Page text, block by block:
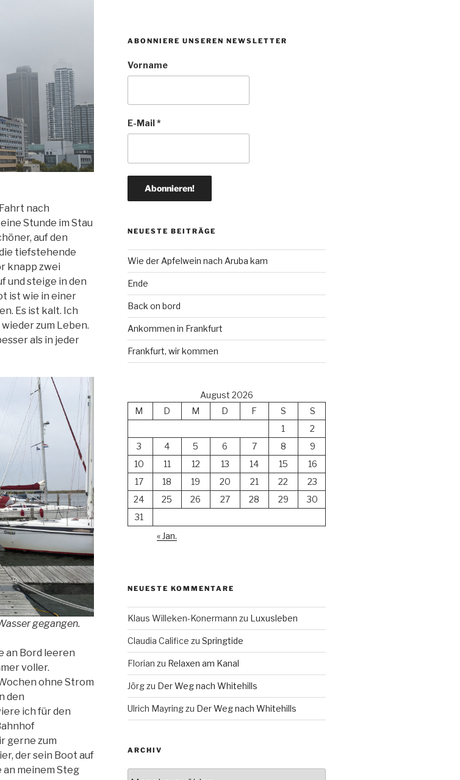
nach
Stunde im Stau
auf den
tiefstehende
knapp zwei
und steige in den
ist wie in einer
Es ist kalt. Ich
zum Leben.
als in jeder
gegangen.
an Bord leeren
voller.
ohne Strom
den
ich für den
gerne zum
der sein Boot auf
meinem Steg
ABONNIERE UNSEREN NEWSLETTER
Vorname
E-Mail*
NEUESTE BEITRÄGE
Wie der Apfelwein nach Aruba kam
Ende
Back on bord
Ankommen in Frankfurt
Frankfurt, wir kommen
August 2026
M
D M D F S
S
1
2
3
4 5 6 7 8
9
10
11 12 13 14 15
16
17
18 19 20 21 22
23
24
25 26 27 28 29
30
31
« Jan.
NEUESTE KOMMENTARE
Klaus Willeken-Konermann zu Luxusleben
Claudia Califice zu Springtide
Florian zu Relaxen am Kanal
Jörgzu Der Weg nach Whitehills
Ulrich Mayringzu Der Weg nach Whitehills
ARCHIV